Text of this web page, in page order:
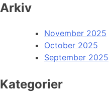
Arkiv
November 2025
October 2025
September 2025
Kategorier